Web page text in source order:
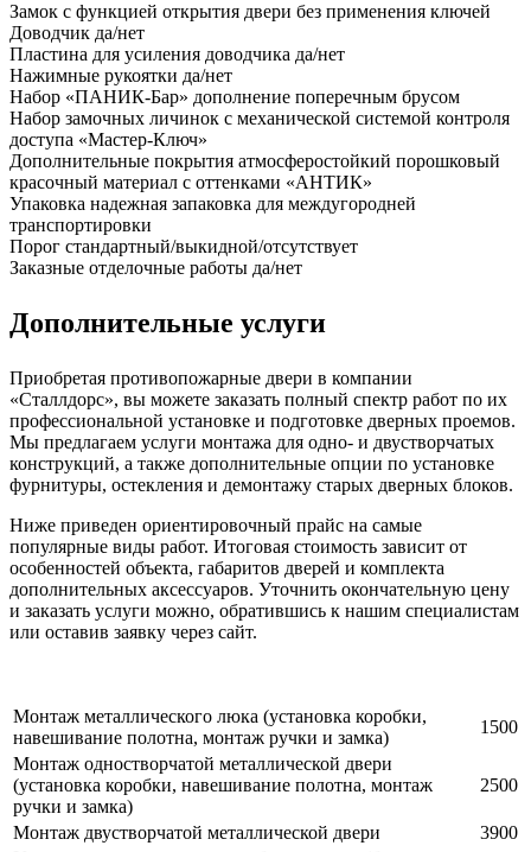
Замок с функцией открытия двери без применения ключей
Доводчик да/нет
Пластина для усиления доводчика да/нет
Нажимные рукоятки да/нет
Набор «ПАНИК-Бар» дополнение поперечным брусом
Набор замочных личинок с механической системой контроля
доступа «Мастер-Ключ»
Дополнительные покрытия атмосферостойкий порошковый
красочный материал с оттенками «АНТИК»
Упаковка надежная запаковка для междугородней
транспортировки
Порог стандартный/выкидной/отсутствует
Заказные отделочные работы да/нет
Дополнительные услуги
Приобретая противопожарные двери в компании
«Сталлдорс», вы можете заказать полный спектр работ по их
профессиональной установке и подготовке дверных проемов.
Мы предлагаем услуги монтажа для одно- и двустворчатых
конструкций, а также дополнительные опции по установке
фурнитуры, остекления и демонтажу старых дверных блоков.
Ниже приведен ориентировочный прайс на самые
популярные виды работ. Итоговая стоимость зависит от
особенностей объекта, габаритов дверей и комплекта
дополнительных аксессуаров. Уточнить окончательную цену
и заказать услуги можно, обратившись к нашим специалистам
или оставив заявку через сайт.
Монтаж металлического люка (установка коробки,
навешивание полотна, монтаж ручки и замка)
1500
Монтаж одностворчатой металлической двери
(установка коробки, навешивание полотна, монтаж
ручки и замка)
2500
Монтаж двустворчатой металлической двери
3900